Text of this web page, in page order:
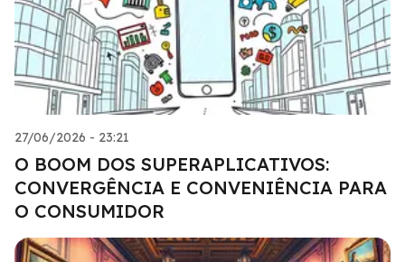
27/06/2026 - 23:21
O BOOM DOS SUPERAPLICATIVOS:
CONVERGÊNCIA E CONVENIÊNCIA PARA
O CONSUMIDOR